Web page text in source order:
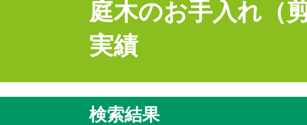
庭木のお手入れ（
実績
検索結果